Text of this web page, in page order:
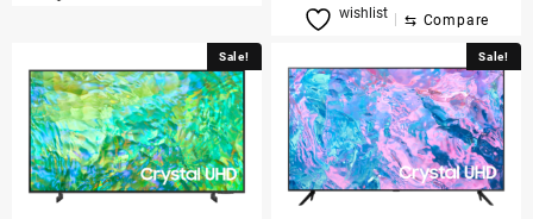
32.990,00 EGP.
wishlist ⇆ Compare
Sale! Sale!